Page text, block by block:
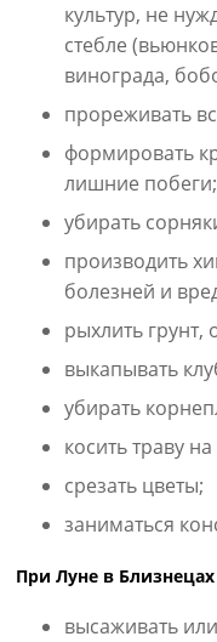
культур, не
стебле
винограда,
прореживать
формировать
лишние побеги;
убирать
производить
болезней и
рыхлить грунт,
выкапывать
убирать
косить траву
срезать цветы;
заниматься
При Луне в
высаживать